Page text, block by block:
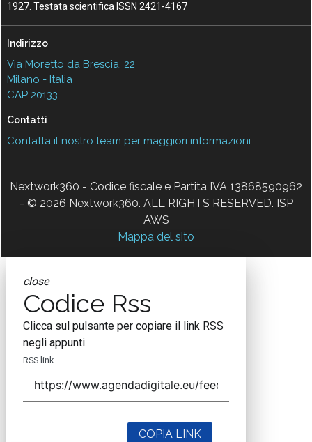
1927. Testata scientifica ISSN 2421-4167
Indirizzo
Via Moretto da Brescia, 22
Milano - Italia
CAP 20133
Contatti
Contatta il nostro team per maggiori informazioni
Nextwork360 - Codice fiscale e Partita IVA 13868590962
- © 2026 Nextwork360. ALL RIGHTS RESERVED. ISP
AWS
Mappa del sito
close
Codice Rss
Clicca sul pulsante per copiare il link RSS
negli appunti.
RSS link
COPIA LINK